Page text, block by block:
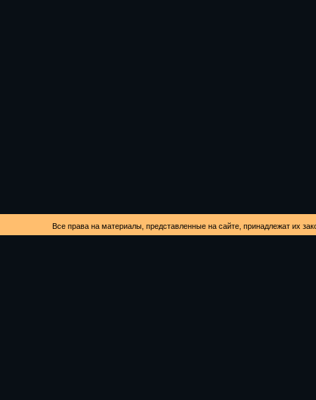
Все права на материалы, представленные на сайте, принадлежат их